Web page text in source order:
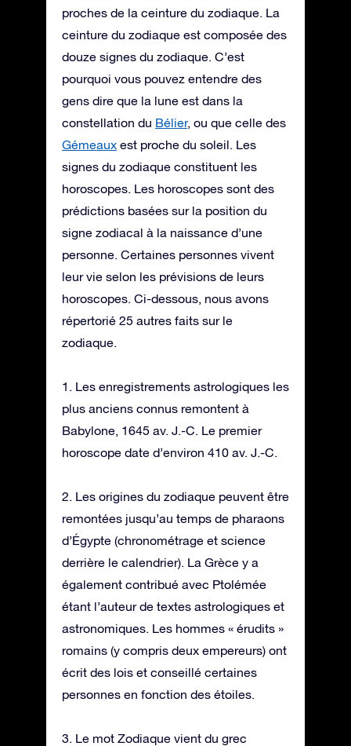
proches de la ceinture du zodiaque. La
ceinture du zodiaque est composée des
douze signes du zodiaque. C’est
pourquoi vous pouvez entendre des
gens dire que la lune est dans la
constellation du Bélier, ou que celle des
Gémeaux est proche du soleil. Les
signes du zodiaque constituent les
horoscopes. Les horoscopes sont des
prédictions basées sur la position du
signe zodiacal à la naissance d’une
personne. Certaines personnes vivent
leur vie selon les prévisions de leurs
horoscopes. Ci-dessous, nous avons
répertorié 25 autres faits sur le
zodiaque.
1. Les enregistrements astrologiques les
plus anciens connus remontent à
Babylone, 1645 av. J.-C. Le premier
horoscope date d’environ 410 av. J.-C.
2. Les origines du zodiaque peuvent être
remontées jusqu’au temps de pharaons
d’Égypte (chronométrage et science
derrière le calendrier). La Grèce y a
également contribué avec Ptolémée
étant l’auteur de textes astrologiques et
astronomiques. Les hommes « érudits »
romains (y compris deux empereurs) ont
écrit des lois et conseillé certaines
personnes en fonction des étoiles.
3. Le mot Zodiaque vient du grec